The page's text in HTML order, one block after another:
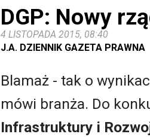
DGP: Nowy
4 LISTOPADA 2015, 08:40
J.A. DZIENNIK GAZETA PRAWNA
Blamaż - tak o
mówi branża. Do
Infrastruktury i